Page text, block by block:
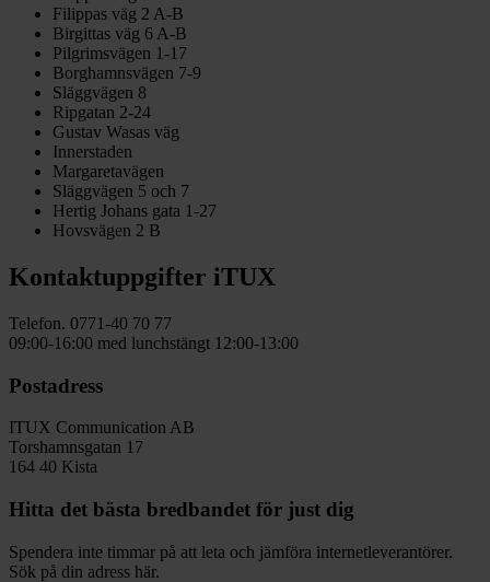
Filippas väg 2 A-B
Birgittas väg 6 A-B
Pilgrimsvägen 1-17
Borghamnsvägen 7-9
Släggvägen 8
Ripgatan 2-24
Gustav Wasas väg
Innerstaden
Margaretavägen
Släggvägen 5 och 7
Hertig Johans gata 1-27
Hovsvägen 2 B
Kontaktuppgifter iTUX
Telefon. 0771-40 70 77
09:00-16:00 med lunchstängt 12:00-13:00
Postadress
ITUX Communication AB
Torshamnsgatan 17
164 40 Kista
Hitta det bästa bredbandet för just dig
Spendera inte timmar på att leta och jämföra internetleverantörer.
Sök på din adress här.